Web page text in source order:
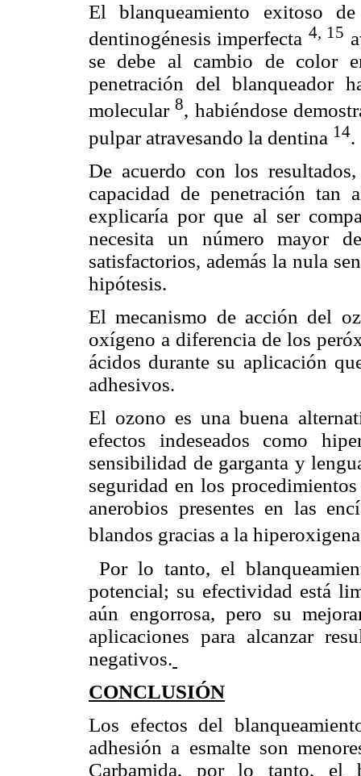
El blanqueamiento exitoso
dentinogénesis imperfecta 4, 15
se debe al cambio de color
penetración del blanqueador
molecular8, habiéndose
pulpar atravesando la dentina 14.
De acuerdo con los
capacidad de penetración tan
explicaría por que al ser
necesita un número mayor
satisfactorios, además la nula
hipótesis.
El mecanismo de acción del
oxígeno a diferencia de los
ácidos durante su aplicación
adhesivos.
El ozono es una buena
efectos indeseados como
sensibilidad de garganta y
seguridad en los
anerobios presentes en las
blandos gracias a la
Por lo tanto, el
potencial; su efectividad está
aún engorrosa, pero su
aplicaciones para alcanzar
negativos.
CONCLUSIÓN
Los efectos del
adhesión a esmalte son
Carbamida, por lo tanto, el